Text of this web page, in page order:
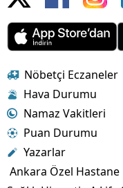
Nöbetçi Eczaneler
Hava Durumu
Namaz Vakitleri
Puan Durumu
Yazarlar
Ankara Özel